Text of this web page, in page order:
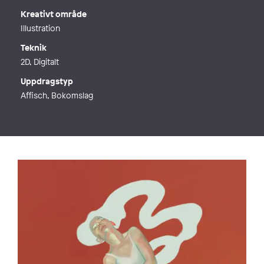
Kreativt område
Illustration
Teknik
2D, Digitalt
Uppdragstyp
Affisch, Bokomslag